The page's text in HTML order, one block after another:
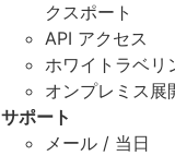
クスポート
API アクセス
ホワイトラベリ
オンプレミス展
サポート
メール / 当日